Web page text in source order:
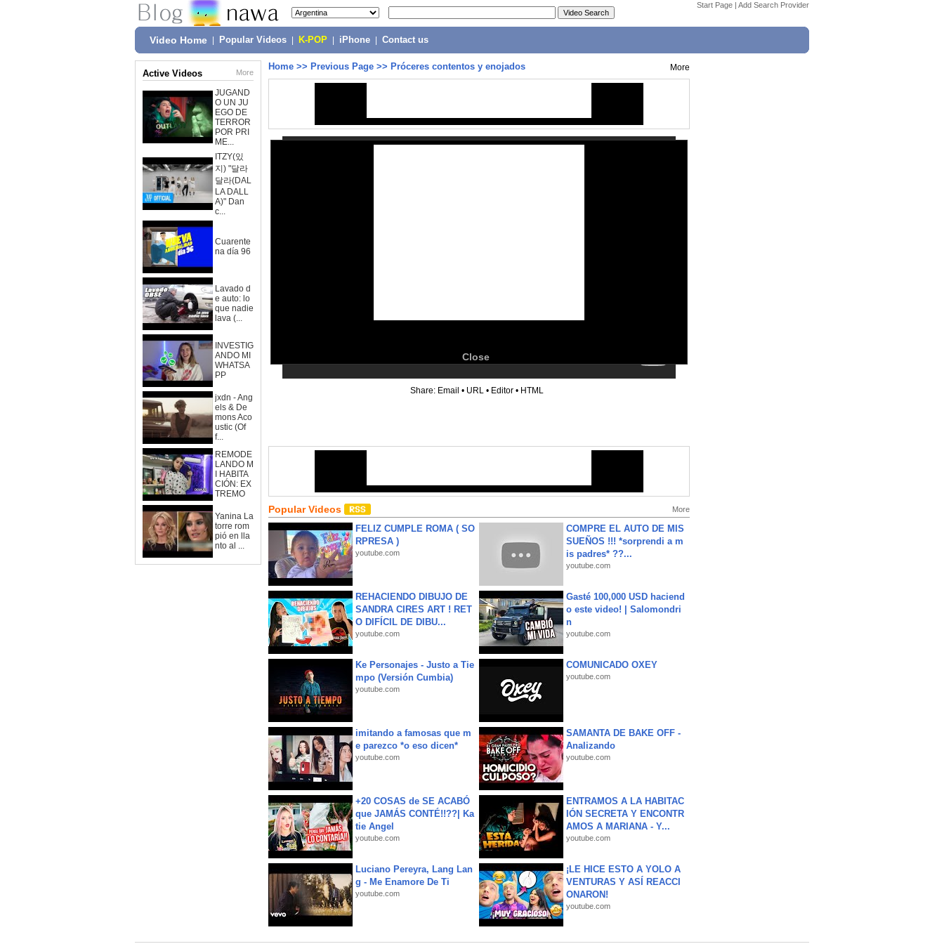
Start Page | Add Search Provider
Video Home Popular Videos K-POP iPhone Contact us
Active Videos More
JUGAND
O UN JU
EGO DE
TERROR
POR PRI
ME...
ITZY(있
지) "달라
달라(DAL
LA DALL
A)" Dan
c...
Cuarente
na día 96
Lavado d
e auto: lo
que nadie
lava (...
INVESTIG
ANDO MI
WHATSA
PP
jxdn - Ang
els & De
mons Aco
ustic (Of
f...
REMODE
LANDO M
I HABITA
CIÓN: EX
TREMO
Yanina La
torre rom
pió en lla
nto al ...
Home >> Previous Page >> Próceres contentos y enojados More
Close
Share: Email • URL • Editor • HTML
Popular Videos More
FELIZ CUMPLE ROMA ( SO
RPRESA )
youtube.com
COMPRE EL AUTO DE MIS
SUEÑOS !!! *sorprendi a m
is padres* ??...
youtube.com
REHACIENDO DIBUJO DE
SANDRA CIRES ART ! RET
O DIFÍCIL DE DIBU...
youtube.com
Gasté 100,000 USD haciend
o este video! | Salomondri
n
youtube.com
Ke Personajes - Justo a Tie
mpo (Versión Cumbia)
youtube.com
COMUNICADO OXEY
youtube.com
imitando a famosas que m
e parezco *o eso dicen*
youtube.com
SAMANTA DE BAKE OFF -
Analizando
youtube.com
+20 COSAS de SE ACABÓ
que JAMÁS CONTÉ!!??| Ka
tie Angel
youtube.com
ENTRAMOS A LA HABITAC
IÓN SECRETA Y ENCONTR
AMOS A MARIANA - Y...
youtube.com
Luciano Pereyra, Lang Lan
g - Me Enamore De Ti
youtube.com
¡LE HICE ESTO A YOLO A
VENTURAS Y ASÍ REACCI
ONARON!
youtube.com